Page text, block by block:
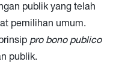
publik yang telah
pemilihan umum.
pro bono publico
publik.